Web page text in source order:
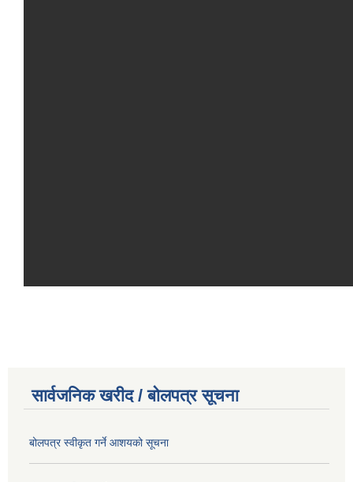
सार्वजनिक खरीद / बोलपत्र सूचना
बोलपत्र स्वीकृत गर्ने आशयको सूचना